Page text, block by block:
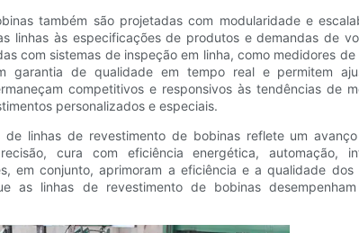
também são projetadas com modularidade e
linhas às especificações de produtos e demandas de
com sistemas de inspeção em linha, como medidores de
garantia de qualidade em tempo real e permitem
competitivos e responsivos às tendências de
personalizados e especiais.
de linhas de revestimento de bobinas reflete um
cura com eficiência energética, automação,
em conjunto, aprimoram a eficiência e a qualidade
as linhas de revestimento de bobinas